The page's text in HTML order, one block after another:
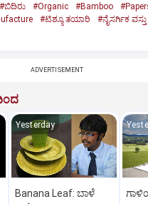
#ಬಿದಿರು #Organic #Bamboo
#ಟಿಶ್ಯೂ ತಯಾರಿ #ನೈಸರ್ಗಿಕ ವಸ್ತು
ADVERTISEMENT
Yesterday
Banana Leaf: ಬಾಳೆ